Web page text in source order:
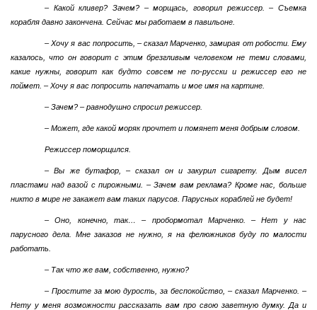
– Какой кливер? Зачем? – морщась, говорил режиссер. – Съемка
корабля давно закончена. Сейчас мы работаем в павильоне.
– Хочу я вас попросить, – сказал Марченко, замирая от робости. Ему
казалось, что он говорит с этим брезгливым человеком не теми словами,
какие нужны, говорит как будто совсем не по-русски и режиссер его не
поймет. – Хочу я вас попросить напечатать и мое имя на картине.
– Зачем? – равнодушно спросил режиссер.
– Может, где какой моряк прочтет и помянет меня добрым словом.
Режиссер поморщился.
– Вы же бутафор, – сказал он и закурил сигарету. Дым висел
пластами над вазой с пирожными. – Зачем вам реклама? Кроме нас, больше
никто в мире не закажет вам таких парусов. Парусных кораблей не будет!
– Оно, конечно, так… – пробормотал Марченко. – Нет у нас
парусного дела. Мне заказов не нужно, я на фелюжников буду по малости
работать.
– Так что же вам, собственно, нужно?
– Простите за мою дурость, за беспокойство, – сказал Марченко. –
Нету у меня возможности рассказать вам про свою заветную думку. Да и